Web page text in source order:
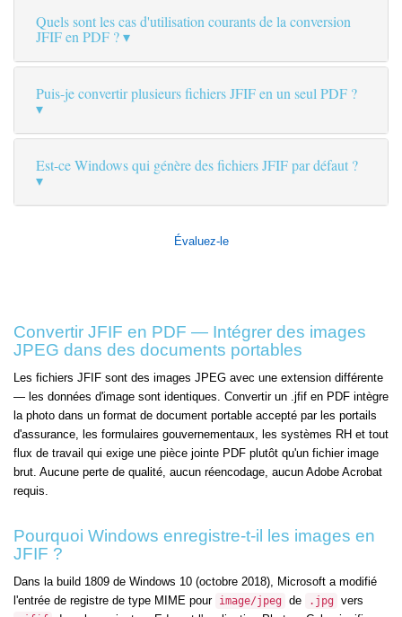
Quels sont les cas d'utilisation courants de la conversion
JFIF en PDF ?
Puis-je convertir plusieurs fichiers JFIF en un seul PDF ?
Est-ce Windows qui génère des fichiers JFIF par défaut ?
Évaluez-le
Convertir JFIF en PDF — Intégrer des images
JPEG dans des documents portables
Les fichiers JFIF sont des images JPEG avec une extension différente
— les données d'image sont identiques. Convertir un .jfif en PDF intègre
la photo dans un format de document portable accepté par les portails
d'assurance, les formulaires gouvernementaux, les systèmes RH et tout
flux de travail qui exige une pièce jointe PDF plutôt qu'un fichier image
brut. Aucune perte de qualité, aucun réencodage, aucun Adobe Acrobat
requis.
Pourquoi Windows enregistre-t-il les images en
JFIF ?
Dans la build 1809 de Windows 10 (octobre 2018), Microsoft a modifié
l'entrée de registre de type MIME pour image/jpeg de .jpg vers